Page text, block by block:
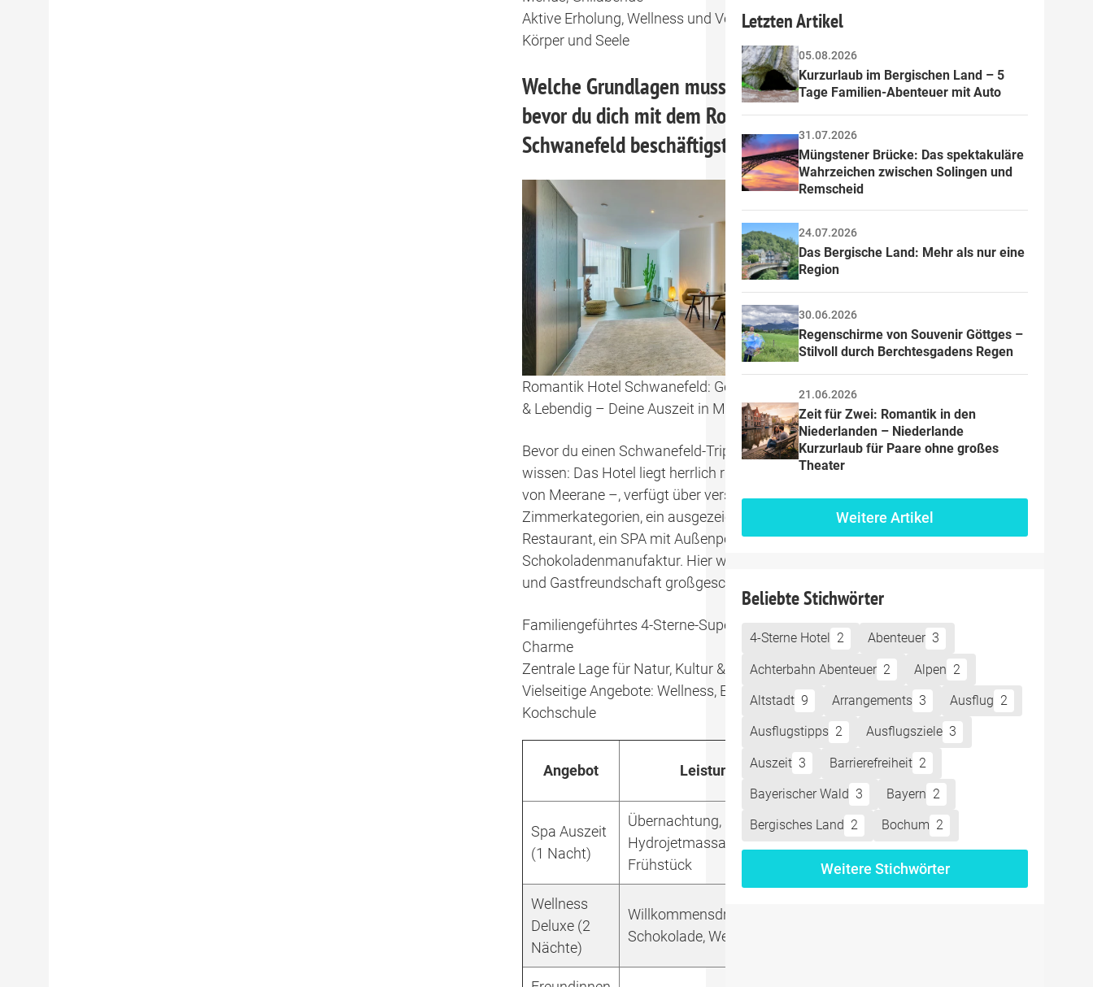
Aktive Erholung, Wellness und Veranstaltungen für
Körper und Seele
Welche Grundlagen musst du kennen,
bevor du dich mit dem Romantik Hotel
Schwanefeld beschäftigst?
Romantik Hotel Schwanefeld: Genussvoll, Familiär
& Lebendig – Deine Auszeit in Meerane
Bevor du einen Schwanefeld-Trip planst, solltest du
wissen: Das Hotel liegt herrlich ruhig – am Rand
von Meerane –, verfügt über verschiedene
Zimmerkategorien, ein ausgezeichnetes
Restaurant, ein SPA mit Außenpool und eine eigene
Schokoladenmanufaktur. Hier wird Genuss gelebt
und Gastfreundschaft großgeschrieben.
Familiengeführtes 4-Sterne-Superior-Hotel mit
Charme
Zentrale Lage für Natur, Kultur & Ausflüge
Vielseitige Angebote: Wellness, Events, Feiern,
Kochschule
Angebot Leistung
Preis
Spa Auszeit
(1 Nacht)
Übernachtung,
Hydrojetmassage,
Frühstück
203
€ p.P.
Wellness
Deluxe (2
Nächte)
Willkommensdrink,
Schokolade, Wellness
Letzten Artikel
05.08.2026
Kurzurlaub im Bergischen Land – 5
Tage Familien-Abenteuer mit Auto
31.07.2026
Müngstener Brücke: Das spektakuläre
Wahrzeichen zwischen Solingen und
Remscheid
24.07.2026
Das Bergische Land: Mehr als nur eine
Region
30.06.2026
Regenschirme von Souvenir Göttges –
Stilvoll durch Berchtesgadens Regen
21.06.2026
Zeit für Zwei: Romantik in den
Niederlanden – Niederlande
Kurzurlaub für Paare ohne großes
Theater
Weitere Artikel
Beliebte Stichwörter
4-Sterne Hotel 2 Abenteuer 3
Achterbahn Abenteuer 2 Alpen 2
Altstadt 9 Arrangements 3 Ausflug 2
Ausflugstipps 2 Ausflugsziele 3
Auszeit 3 Barrierefreiheit 2
Bayerischer Wald 3 Bayern 2
Bergisches Land 2 Bochum 2
Weitere Stichwörter